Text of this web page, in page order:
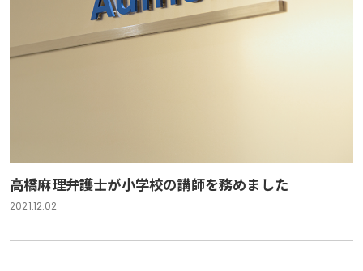
高橋麻理弁護士が小学校の講師を務めました
2021.12.02